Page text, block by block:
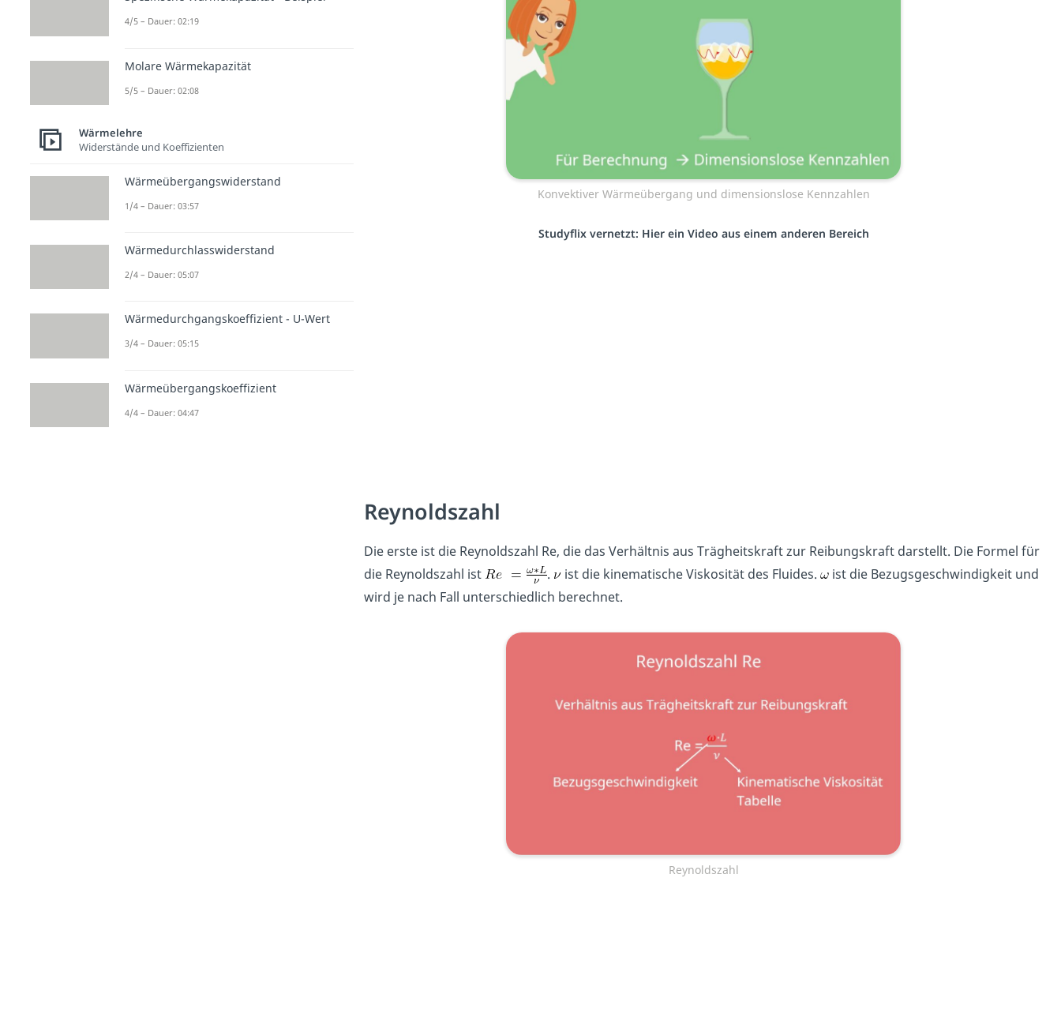
Konvektiver Wärmeübergang und dimensionslose Kennzahlen
Studyflix vernetzt: Hier ein Video aus einem anderen Bereich
Reynoldszahl
Die erste ist die Reynoldszahl Re, die das Verhältnis aus Trägheitskraft zur Reibungskraft darstellt. Die Formel für
die Reynoldszahl ist
. ist die kinematische Viskosität des Fluides.
ist die Bezugsgeschwindigkeit und
wird je nach Fall unterschiedlich berechnet.
Reynoldszahl
4/5 – Dauer: 02:19
Molare Wärmekapazität
5/5 – Dauer: 02:08
Wärmelehre
Widerstände und Koeffizienten
Wärmeübergangswiderstand
1/4 – Dauer: 03:57
Wärmedurchlasswiderstand
2/4 – Dauer: 05:07
Wärmedurchgangskoeffizient - U-Wert
3/4 – Dauer: 05:15
Wärmeübergangskoeffizient
4/4 – Dauer: 04:47